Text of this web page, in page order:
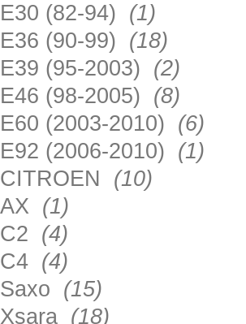
E30 (82-94) (1)
E36 (90-99) (18)
E39 (95-2003) (2)
E46 (98-2005) (8)
E60 (2003-2010) (6)
E92 (2006-2010) (1)
CITROEN (10)
AX (1)
C2 (4)
C4 (4)
Saxo (15)
Xsara (18)